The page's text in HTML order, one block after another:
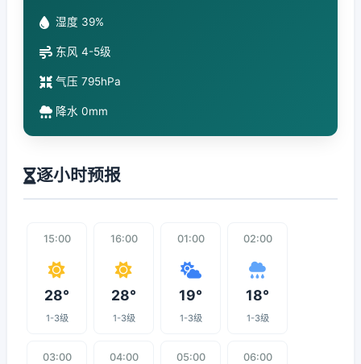
湿度 39%
东风 4-5级
气压 795hPa
降水 0mm
逐小时预报
15:00
28°
1-3级
16:00
28°
1-3级
01:00
19°
1-3级
02:00
18°
1-3级
03:00 04:00 05:00 06:00